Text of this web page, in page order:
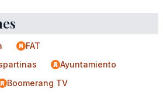
FAT
Ayuntamiento
Boomerang TV